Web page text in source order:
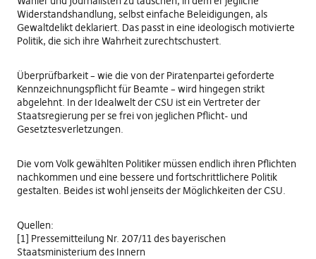
Widerstandshandlung, selbst einfache Beleidigungen, als
Gewaltdelikt deklariert. Das passt in eine ideologisch motivierte
Politik, die sich ihre Wahrheit zurechtschustert.
Überprüfbarkeit – wie die von der Piratenpartei geforderte
Kennzeichnungspflicht für Beamte – wird hingegen strikt
abgelehnt. In der Idealwelt der CSU ist ein Vertreter der
Staatsregierung per se frei von jeglichen Pflicht- und
Gesetztesverletzungen.
Die vom Volk gewählten Politiker müssen endlich ihren Pflichten
nachkommen und eine bessere und fortschrittlichere Politik
gestalten. Beides ist wohl jenseits der Möglichkeiten der CSU.
Quellen:
[1] Pressemitteilung Nr. 207/11des bayerischen
Staatsministerium des Innern